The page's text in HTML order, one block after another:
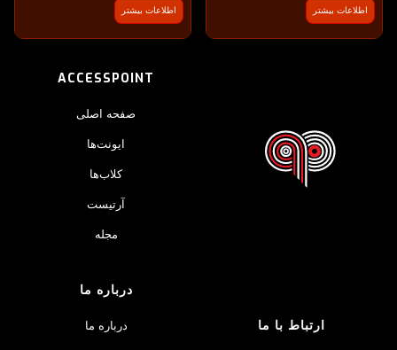
اطلاعات بیشتر اطلاعات بیشتر
ACCESSPOINT
صفحه اصلی
ایونت‌ها
کلاب‌ها
آرتیست
مجله
ارتباط با ما
درباره ما
درباره ما